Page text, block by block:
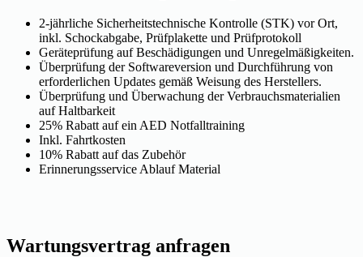
2-jährliche Sicherheitstechnische Kontrolle (STK) vor Ort,
inkl. Schockabgabe, Prüfplakette und Prüfprotokoll
Geräteprüfung auf Beschädigungen und Unregelmäßigkeiten.
Überprüfung der Softwareversion und Durchführung von
erforderlichen Updates gemäß Weisung des Herstellers.
Überprüfung und Überwachung der Verbrauchsmaterialien
auf Haltbarkeit
25% Rabatt auf ein AED Notfalltraining
Inkl. Fahrtkosten
10% Rabatt auf das Zubehör
Erinnerungsservice Ablauf Material
Wartungsvertrag anfragen